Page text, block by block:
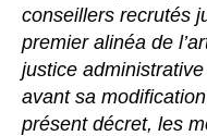
conseillers recrutés
premier alinéa de
justice
avant sa
présent décret, les